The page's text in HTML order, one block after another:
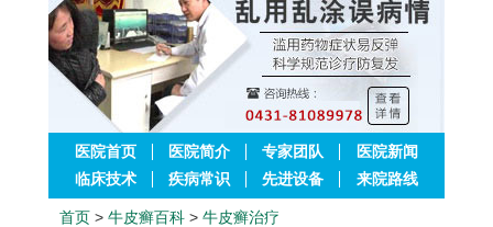
医院首页 医院简介 专家团队
医院新闻
临床技术
疾病常识 先进设备 来院路线
首页 > 牛皮癣百科 > 牛皮癣治疗